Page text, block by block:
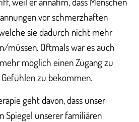
vor schmerzhaften
sie dadurch nicht mehr
müssen. Oftmals war es auch
möglich einen Zugang zu
zu bekommen.
geht davon, dass unser
Spiegel unserer familiären